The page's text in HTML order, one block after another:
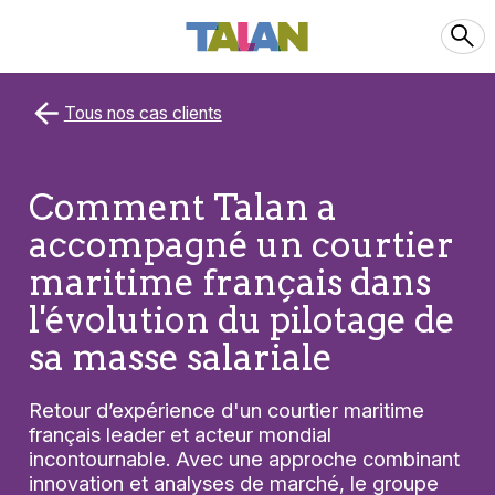
Tous nos cas clients
Comment Talan a
accompagné un courtier
maritime français dans
l'évolution du pilotage de
sa masse salariale
Retour d’expérience d'un courtier maritime
français leader et acteur mondial
incontournable. Avec une approche combinant
innovation et analyses de marché, le groupe